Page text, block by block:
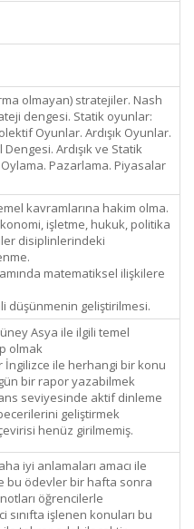
olmayan) stratejiler. Nash
dengesi. Statik oyunlar:
Oyunlar. Ardışık Oyunlar.
Ardışık ve Statik
Pazarlama. Piyasalar
kavramlarına hakim olma.
işletme, hukuk, politika
disiplinlerindeki
matematiksel ilişkilere
düşünmenin geliştirilmesi.
Asya ile ilgili temel
olmak
İngilizce ile herhangi bir konu
bir rapor yazabilmek
seviyesinde aktif dinleme
geliştirmek
henüz girilmemiş.
iyi anlamaları amacı ile
bu ödevler bir hafta sonra
öğrencilerle
sınıfta işlenen konuları bu